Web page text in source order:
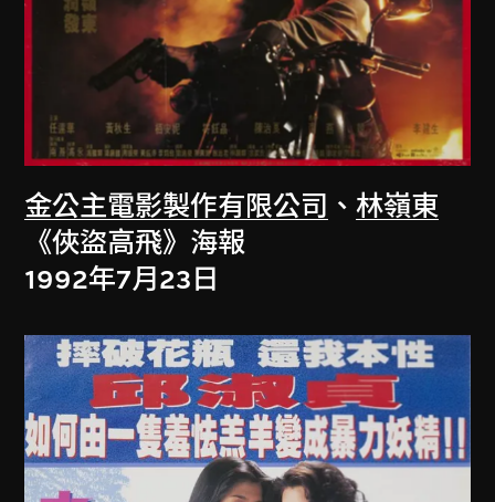
金公主電影製作有限公司 、林嶺東
《俠盜高飛》海報
1992年7月23日